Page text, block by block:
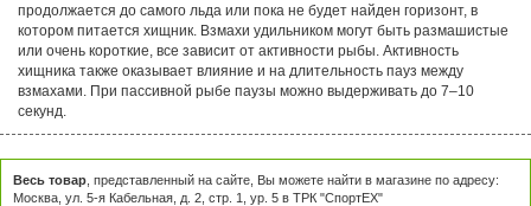
продолжается до самого льда или пока не будет найден горизонт, в
котором питается хищник. Взмахи удильником могут быть размашистые
или очень короткие, все зависит от активности рыбы. Активность
хищника также оказывает влияние и на длительность пауз между
взмахами. При пассивной рыбе паузы можно выдерживать до 7–10
секунд.
Весь товар , представленный на сайте, Вы можете найти в магазине по адресу:
Москва, ул. 5-я Кабельная, д. 2, стр. 1, ур. 5 в ТРК "СпортЕХ"